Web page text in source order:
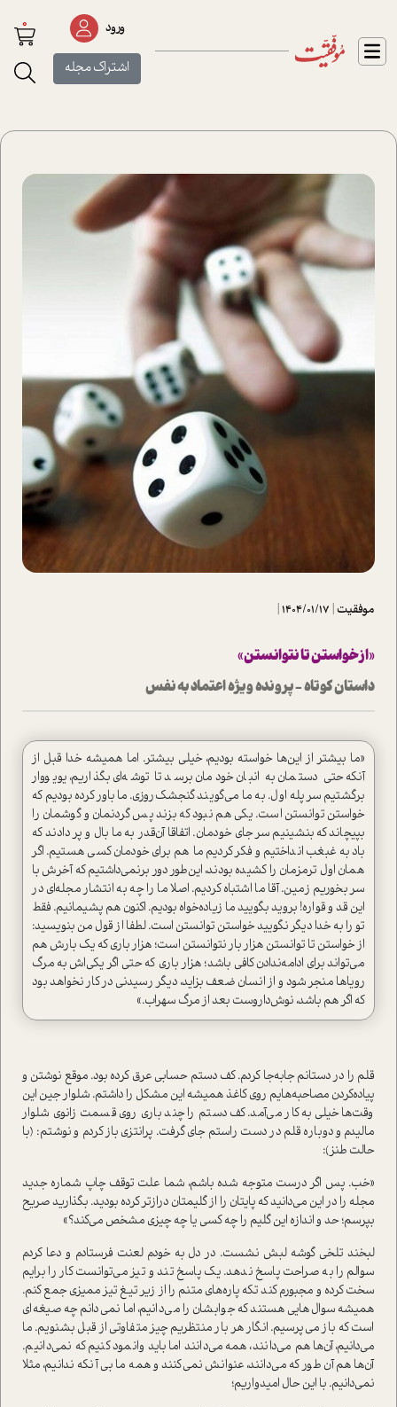
ورود
اشتراک مجله
0
موفقیت|
1404/01/17
|
«از خواستن تا نتوانستن»
داستان کوتاه - پرونده ویژه اعتماد به نفس
«ما بیشتر از این‌ها خواسته بودیم، خیلی بیشتر. اما همیشه خدا قبل از
آنکه حتی دستمان به انبان خودمان برسد تا توشه‌ای بگذاریم، یویو‌وار
برگشتیم سر پله اول. به ما می‌گویند گنجشک‌روزی. ما باور کرده بودیم که
خواستن توانستن است. یکی هم نبود که بزند پس گردنمان و گوشمان را
بپیچاند که بنشینیم سر جای خودمان. اتفاقا آن‌قدر به ما بال و پر دادند که
باد به غبغب انداختیم و فکر کردیم ما هم برای خودمان کسی هستیم. اگر
همان اول ترمزمان را کشیده بودند، این‌طور دور برنمی‌داشتیم که آخرش با
سر بخوریم زمین. آقا ما اشتباه کردیم. اصلا ما را چه به انتشار مجله‌ای در
این قد و قواره! بروید بگویید ما زیاده‌خواه بودیم. اکنون هم پشیمانیم. فقط
تو را به خدا دیگر نگویید خواستن توانستن است. لطفا از قول من بنویسید:
از خواستن تا توانستن هزار بار نتوانستن است؛ هزار باری که یک بارش هم
می‌تواند برای ادامه‌ندادن کافی باشد؛ هزار باری که حتی اگر یکی‌اش به مرگ
رویاها منجر شود و از انسان ضعف بزاید، دیگر رسیدنی در کار نخواهد بود
که اگر هم باشد، نوش‌داروست بعد از مرگ سهراب.»
قلم را در دستانم جا‌به‌جا کردم. کف دستم حسابی عرق کرده بود. موقع نوشتن و
پیاده‌کردن مصاحبه‌هایم روی کاغذ همیشه این مشکل را داشتم. شلوار جین این
وقت‌ها خیلی به کار می‌آمد. کف دستم را چند باری روی قسمت زانوی شلوار
مالیدم و دوباره قلم در دست راستم جای گرفت. پرانتزی باز کردم و نوشتم: (با
حالت طنز):
«خب. پس اگر درست متوجه شده باشم، شما علت توقف چاپ شماره جدید
مجله را در این می‌دانید که پایتان را از گلیمتان درازتر کرده بودید. بگذارید صریح
بپرسم؛ حد و اندازه این گلیم را چه کسی یا چه چیزی مشخص می‌کند؟»
لبخند تلخی گوشه لبش نشست. در دل به خودم لعنت فرستادم و دعا کردم
سوالم را به صراحت پاسخ ندهد. یک پاسخ تند و تیز می‌توانست کار را برایم
سخت کرده و مجبورم کند تکه پاره‌های متنم را از زیر تیغ تیز ممیزی جمع کنم.
همیشه سوال‌هایی هستند که جوابشان را می‌دانیم، اما نمی‌دانم چه صیغه‌ای
است که باز می‌پرسیم. انگار هر بار منتظریم چیز متفاوتی از قبل بشنویم. ما
می‌دانیم، آن‌ها هم می‌دانند، همه می‌دانند اما باید وانمود کنیم که نمی‌دانیم.
آن‌ها هم آن طور که می‌دانند، عنوانش نمی‌کنند و همه ما بی آنکه ندانیم، مثلا
نمی‌دانیم. با این حال امیدواریم؛